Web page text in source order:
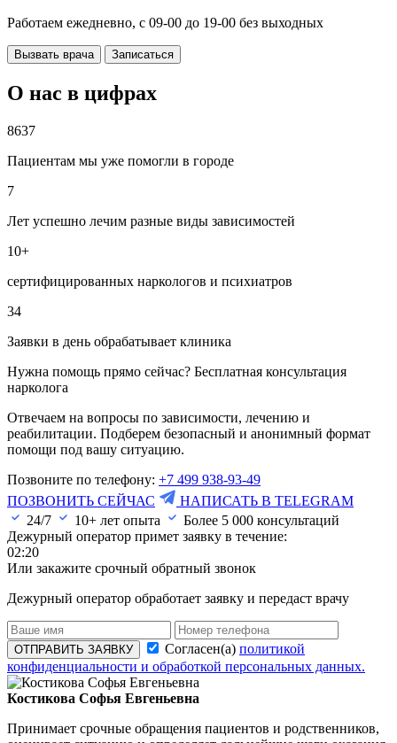
Работаем ежедневно, с 09-00 до 19-00 без выходных
Вызвать врача Записаться
О нас в цифрах
8637
Пациентам мы уже помогли в городе
7
Лет успешно лечим разные виды зависимостей
10+
сертифицированных наркологов и психиатров
34
Заявки в день обрабатывает клиника
Нужна помощь прямо сейчас? Бесплатная консультация
нарколога
Отвечаем на вопросы по зависимости, лечению и
реабилитации. Подберем безопасный и анонимный формат
помощи под вашу ситуацию.
Позвоните по телефону: +7 499 938-93-49
ПОЗВОНИТЬ СЕЙЧАС
НАПИСАТЬ В TELEGRAM
24/7
10+ лет опыта Более 5 000 консультаций
Дежурный оператор примет заявку в течение:
02:20
Или закажите срочный обратный звонок
Дежурный оператор обработает заявку и передаст врачу
ОТПРАВИТЬ ЗАЯВКУ Согласен(а) политикой
конфиденциальности и обработкой персональных данных.
Костикова Софья Евгеньевна
Принимает срочные обращения пациентов и родственников,